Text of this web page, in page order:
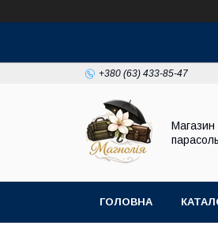
+380 (63) 433-85-47
Магазин
ГОЛОВНА